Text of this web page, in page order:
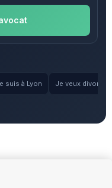
suis à Lyon Je veux